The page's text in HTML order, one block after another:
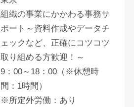
組織の事業にかかわる事務サ
ポート～資料作成やデータチ
ェックなど、正確にコツコツ
取り組める方歓迎！～
9：00～18：00（※休憩時
間：1時間）
※所定外労働：あり